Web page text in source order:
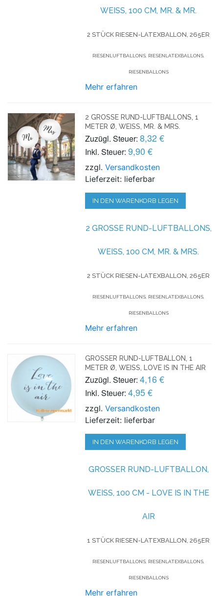
EISS, 100 CM, MR. & MR.
2 STÜCK RIESEN-LATEXBALLON, 265ER
RIESENLUFTBALLONS, RIESENLATEXBALLONS,
RIESENBALLONS
Mehr erfahren
2 GROSSE RUND-LUFTBALLONS, 1 M
ETER Ø, WEISS, MR. & MRS.
Zuzügl. Steuer: 8,32 €
Inkl. Steuer: 9,90 €
zzgl.Versandkosten
Lieferzeit: lieferbar
IN DEN WARENKORB LEGEN
2 GROSSE RUND-LUFTBALLONS, W
EISS, 100 CM, MR. & MRS.
2 STÜCK RIESEN-LATEXBALLON, 265ER
RIESENLUFTBALLONS, RIESENLATEXBALLONS,
RIESENBALLONS
Mehr erfahren
GROSSER RUND-LUFTBALLON, 1 M
ETER Ø, WEISS, LOVE IS IN THE AIR
Zuzügl. Steuer: 4,16 €
Inkl. Steuer: 4,95 €
zzgl.Versandkosten
Lieferzeit: lieferbar
IN DEN WARENKORB LEGEN
GROSSER RUND-LUFTBALLON, W
EISS, 100 CM - LOVE IS IN THE AI
R
1 STÜCK RIESEN-LATEXBALLON, 265ER
RIESENLUFTBALLONS, RIESENLATEXBALLONS,
RIESENBALLONS
Mehr erfahren